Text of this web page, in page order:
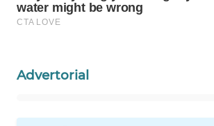
Advertorial
CO ID